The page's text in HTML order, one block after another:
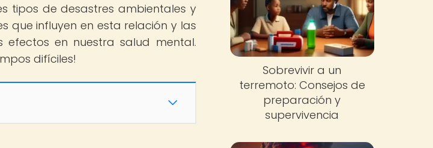
tipos de desastres ambientales y
que influyen en esta relación y las
en nuestra salud mental.
difíciles!
Sobrevivir a un
terremoto: Consejos de
preparación y
supervivencia